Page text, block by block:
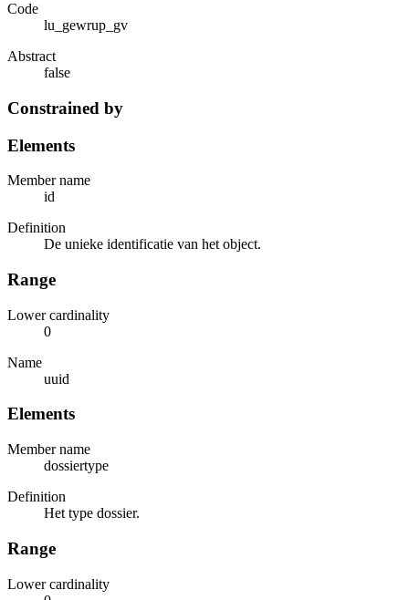
Code
lu_gewrup_gv
Abstract
false
Constrained by
Elements
Member name
id
Definition
De unieke identificatie van het object.
Range
Lower cardinality
0
Name
uuid
Elements
Member name
dossiertype
Definition
Het type dossier.
Range
Lower cardinality